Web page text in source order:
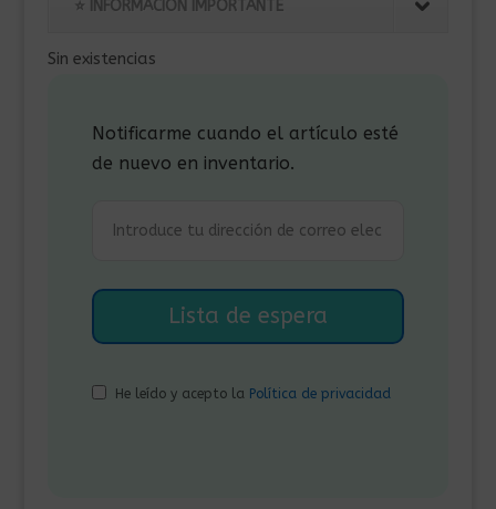
era:
⭐ INFORMACIÓN IMPORTANTE
Sin existencias
Notificarme cuando el artículo esté
de nuevo en inventario.
He leído y acepto la Política de privacidad